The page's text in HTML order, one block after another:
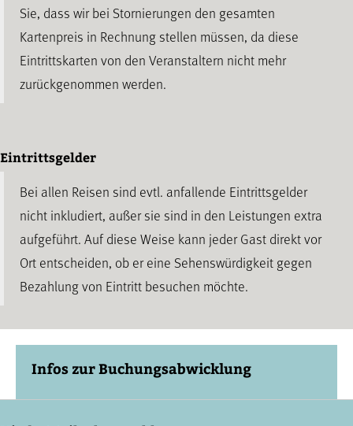
Sie, dass wir bei Stornierungen den gesamten
Kartenpreis in Rechnung stellen müssen, da diese
Eintrittskarten von den Veranstaltern nicht mehr
zurückgenommen werden.
Eintrittsgelder
Bei allen Reisen sind evtl. anfallende Eintrittsgelder
nicht inkludiert, außer sie sind in den Leistungen extra
aufgeführt. Auf diese Weise kann jeder Gast direkt vor
Ort entscheiden, ob er eine Sehenswürdigkeit gegen
Bezahlung von Eintritt besuchen möchte.
Infos zur Buchungsabwicklung